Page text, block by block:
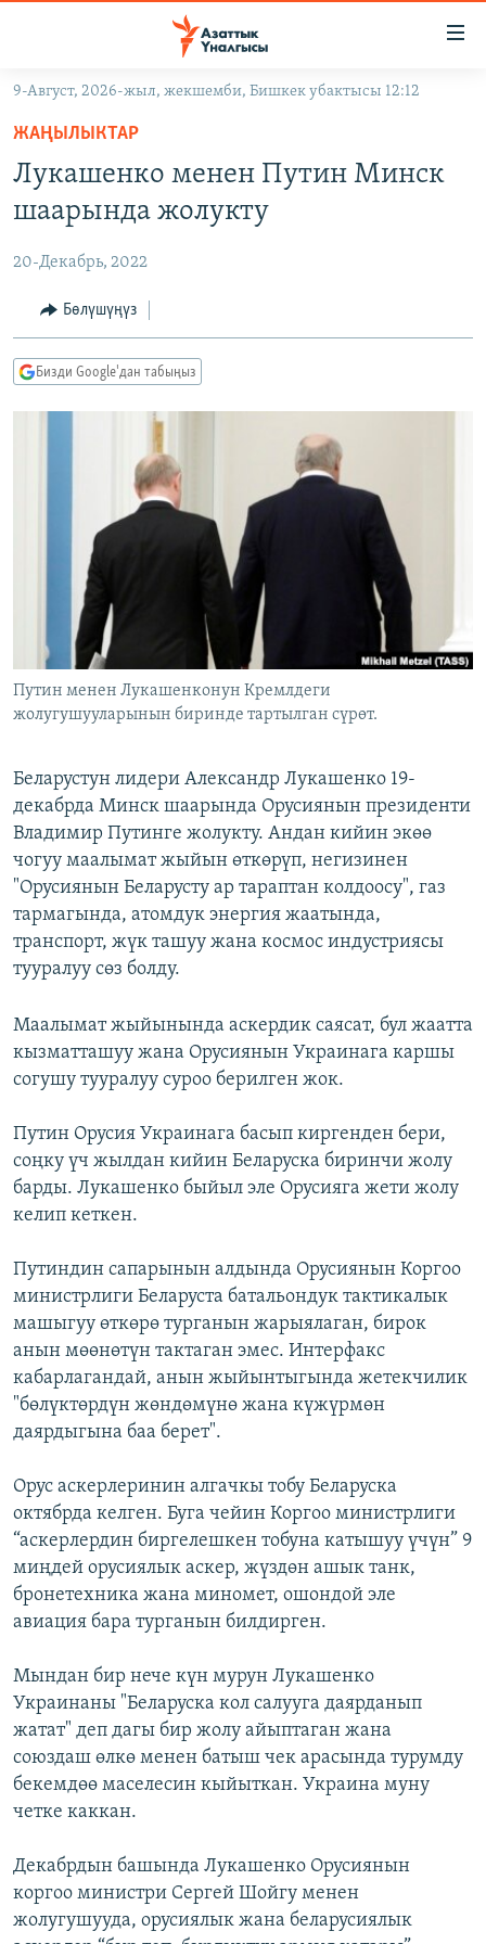
Навигацияга
өтүңүз
Издөөгө
салыңыз
ЭКОНОМИКА
МАДАНИЯТ
ДҮЙНӨ
БОРБОР АЗИЯ
УКРАИНА
АТАЙЫН ИЛИКТӨӨ
ТВ ПРОГРАММАЛАР
ЭКСПЕРТТЕР ТАЛДАЙТ
ЭЖЕ-СИҢДИЛЕР
АЗАТТЫК+
ЫҢГАЙСЫЗ СУРООЛОР
ӨЗГӨЧӨ ПИКИР
ЭЕ/АРнун бардык сайттары
9-Август, 2026-жыл, жекшемби, Бишкек убактысы 12:12
ЖАҢЫЛЫКТАР
Лукашенко менен Путин Минск
шаарында жолукту
20-Декабрь, 2022
Бөлүшүңүз
Бизди Google'дан табыңыз
Путин менен Лукашенконун Кремлдеги
жолугушууларынын биринде тартылган сүрөт.
Беларустун лидери Александр Лукашенко 19-
декабрда Минск шаарында Орусиянын президенти
Владимир Путинге жолукту. Андан кийин экөө
чогуу маалымат жыйын өткөрүп, негизинен
"Орусиянын Беларусту ар тараптан колдоосу", газ
тармагында, атомдук энергия жаатында,
транспорт, жүк ташуу жана космос индустриясы
тууралуу сөз болду.
Маалымат жыйынында аскердик саясат, бул жаатта
кызматташуу жана Орусиянын Украинага каршы
согушу тууралуу суроо берилген жок.
Путин Орусия Украинага басып киргенден бери,
соңку үч жылдан кийин Беларуска биринчи жолу
барды. Лукашенко быйыл эле Орусияга жети жолу
келип кеткен.
Путиндин сапарынын алдында Орусиянын Коргоо
министрлиги Беларуста батальондук тактикалык
машыгуу өткөрө турганын жарыялаган, бирок
анын мөөнөтүн тактаган эмес. Интерфакс
кабарлагандай, анын жыйынтыгында жетекчилик
"бөлүктөрдүн жөндөмүнө жана күжүрмөн
даярдыгына баа берет".
Орус аскерлеринин алгачкы тобу Беларуска
октябрда келген. Буга чейин Коргоо министрлиги
“аскерлердин биргелешкен тобуна катышуу үчүн” 9
миңдей орусиялык аскер, жүздөн ашык танк,
бронетехника жана миномет, ошондой эле
авиация бара турганын билдирген.
Мындан бир нече күн мурун Лукашенко
Украинаны "Беларуска кол салууга даярданып
жатат" деп дагы бир жолу айыптаган жана
союздаш өлкө менен батыш чек арасында турумду
бекемдөө маселесин кыйыткан. Украина муну
четке каккан.
Декабрдын башында Лукашенко Орусиянын
коргоо министри Сергей Шойгу менен
жолугушууда, орусиялык жана беларусиялык